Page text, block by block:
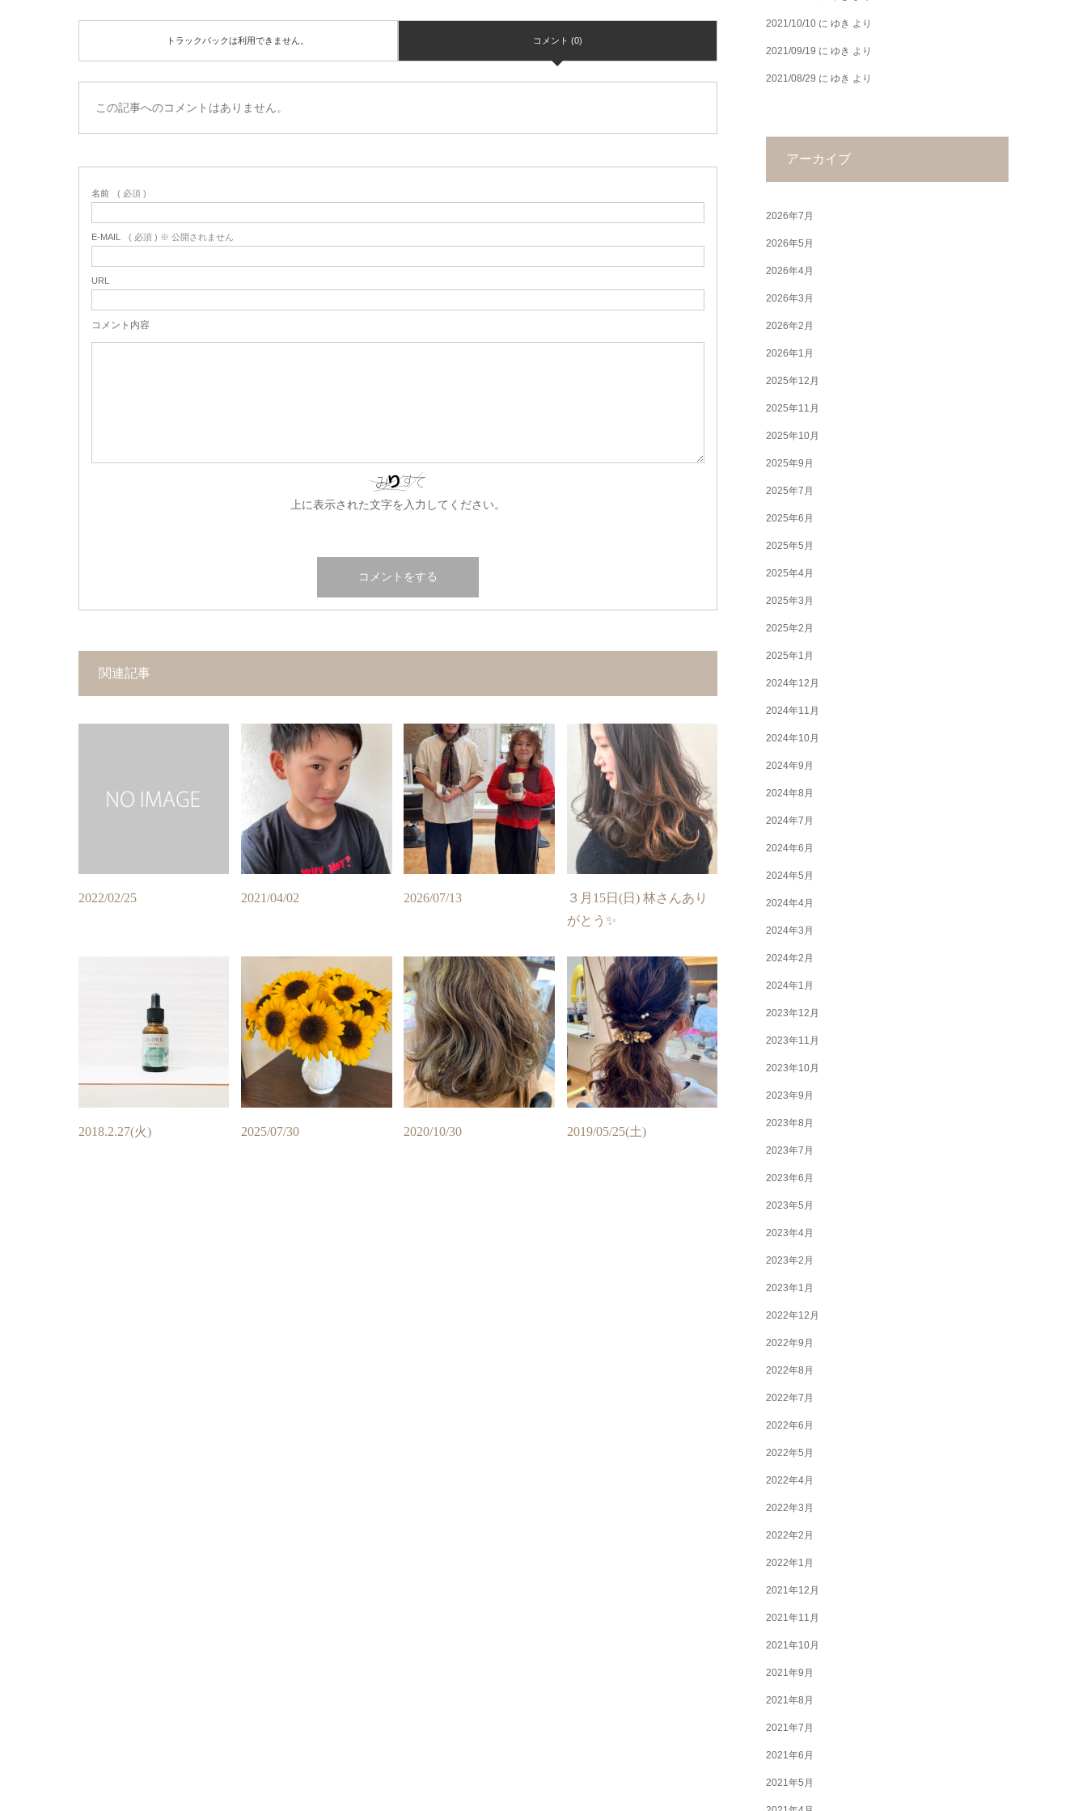
トラックバックは利用できません。 コメント (0)
この記事へのコメントはありません。
名前 ( 必須 )
E-MAIL ( 必須 ) ※ 公開されません
URL
コメント内容
上に表示された文字を入力してください。
関連記事
2022/02/25 2021/04/02 2026/07/13
３月15日(日) 林さんあり
がとう✨
2018.2.27(火) 2025/07/30 2020/10/30 2019/05/25(土)
2021/10/10 に ゆき より
2021/09/19 に ゆき より
2021/08/29 に ゆき より
アーカイブ
2026年7月
2026年5月
2026年4月
2026年3月
2026年2月
2026年1月
2025年12月
2025年11月
2025年10月
2025年9月
2025年7月
2025年6月
2025年5月
2025年4月
2025年3月
2025年2月
2025年1月
2024年12月
2024年11月
2024年10月
2024年9月
2024年8月
2024年7月
2024年6月
2024年5月
2024年4月
2024年3月
2024年2月
2024年1月
2023年12月
2023年11月
2023年10月
2023年9月
2023年8月
2023年7月
2023年6月
2023年5月
2023年4月
2023年2月
2023年1月
2022年12月
2022年9月
2022年8月
2022年7月
2022年6月
2022年5月
2022年4月
2022年3月
2022年2月
2022年1月
2021年12月
2021年11月
2021年10月
2021年9月
2021年8月
2021年7月
2021年6月
2021年5月